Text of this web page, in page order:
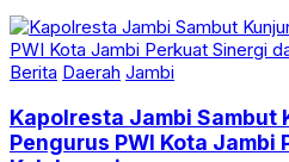
Berita Daerah Jambi
Kapolresta Jambi Sambut
Pengurus PWI Kota Jambi